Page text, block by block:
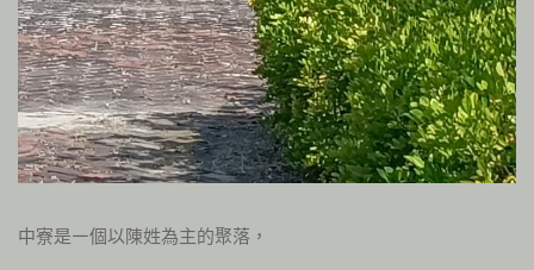
中寮是㇐個以陳姓為主的聚落，